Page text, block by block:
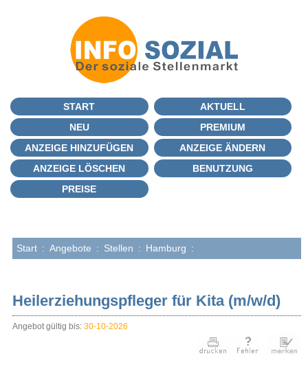
START
AKTUELL
NEU
PREMIUM
ANZEIGE HINZUFÜGEN
ANZEIGE ÄNDERN
ANZEIGE LÖSCHEN
BENUTZUNG
PREISE
Start : Angebote : Stellen : Hamburg :
Heilerziehungspfleger für Kita (m/w/d)
Angebot gültig bis: 30-10-2026